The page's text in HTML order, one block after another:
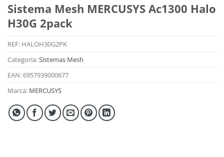
Sistema Mesh MERCUSYS Ac1300 Halo
H30G 2pack
REF: HALOH30G2PK
Categoria:Sistemas Mesh
EAN:6957939000677
Marca: MERCUSYS